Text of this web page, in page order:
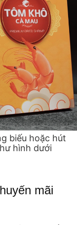
biếu hoặc hút
hình dưới
mãi